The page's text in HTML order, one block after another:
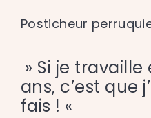
Posticheur
» Si je
ans, c’est que
fais ! «